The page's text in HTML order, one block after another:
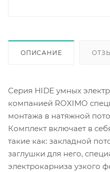
ОПИСАНИЕ
Серия HIDE умных
компанией ROXIMO
монтажа в натяжной
Комплект включает в
такие как: закладной
заглушки для него,
электрокарниза узкого